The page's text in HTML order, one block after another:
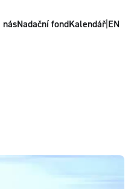
násNadační fondKalendář|EN